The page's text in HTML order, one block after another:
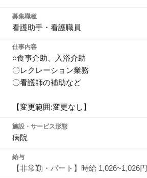
募集職種
看護助手・看護職員
仕事内容
○食事介助、入浴介助
〇レクレーション業務
〇看護師の補助など
【変更範囲:変更なし】
施設・サービス形態
病院
給与
【非常勤・パート】時給 1,026~1,026円